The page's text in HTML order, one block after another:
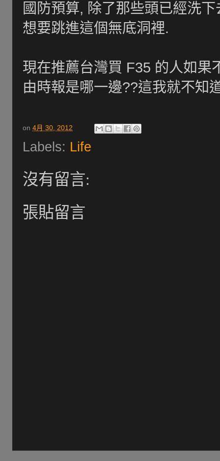
國防預算, 除了那些頭已經洗
想要跳進這個無底洞裡.
現在推薦台灣買 F35 的人如
由時報是哪一邊??這我就不知
on 4月 30, 2012
Labels: Life
沒有留言:
張貼留言